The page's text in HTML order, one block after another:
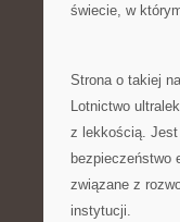
świecie, w
Strona o takiej
Lotnictwo
z lekkością.
bezpieczeństwo
związane z
instytucji.